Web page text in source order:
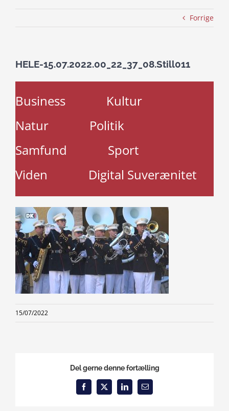
Forrige
HELE-15.07.2022.00_22_37_08.Still011
Business
Kultur
Natur
Politik
Samfund
Sport
Viden
Digital Suverænitet
15/07/2022
Del gerne denne fortælling
Facebook
X LinkedInEmail